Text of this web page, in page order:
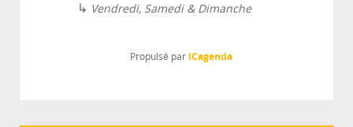
↳ Vendredi, Samedi & Dimanche
Propulsé par iCagenda